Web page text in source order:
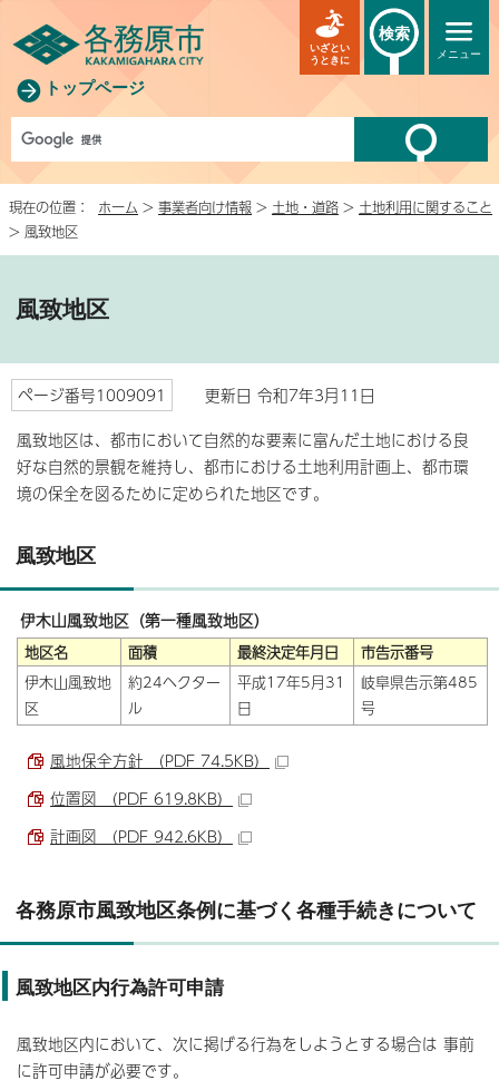
トップページ
メニュー
いざとい
うときに
検索
現在の位置： ホーム > 事業者向け情報 > 土地・道路 > 土地利用に関すること
> 風致地区
風致地区
ページ番号1009091
更新日 令和7年3月11日
風致地区は、都市において自然的な要素に富んだ土地における良
好な自然的景観を維持し、都市における土地利用計画上、都市環
境の保全を図るために定められた地区です。
風致地区
伊木山風致地区（第一種風致地区）
地区名 面積 最終決定年月日
市告示番号
伊木山風致地
区
約24ヘクター
ル
平成17年5月31
日
岐阜県告示第485
号
風地保全方針 （PDF 74.5KB）
位置図 （PDF 619.8KB）
計画図 （PDF 942.6KB）
各務原市風致地区条例に基づく各種手続きについて
風致地区内行為許可申請
風致地区内において、次に掲げる行為をしようとする場合は 事前
に許可申請が必要です。